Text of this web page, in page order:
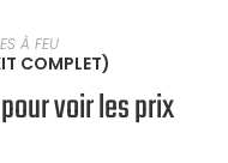
OPTION
À FEU
COMPLET)
voir les prix